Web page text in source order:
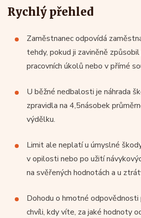
Rychlý přehled
Zaměstnanec odpovídá
tehdy, pokud ji zaviněně
pracovních úkolů nebo v přímé
U běžné nedbalosti je náhrada
zpravidla na 4,5násobek
výdělku.
Limit ale neplatí u úmyslné
v opilosti nebo po užití
na svěřených hodnotách a u
Dohodu o hmotné odpovědnosti
chvíli, kdy víte, za jaké hodnoty